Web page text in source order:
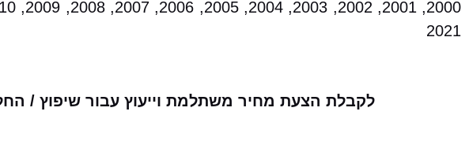
2021
לקבלת הצעת מחיר משתלמת וייעוץ עבור שיפוץ /